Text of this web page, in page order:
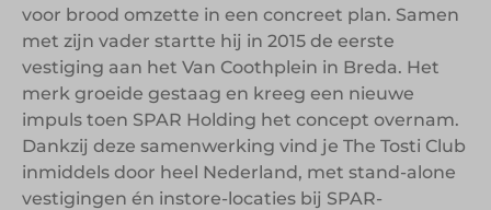
voor brood omzette in een concreet plan. Samen
met zijn vader startte hij in 2015 de eerste
vestiging aan het Van Coothplein in Breda. Het
merk groeide gestaag en kreeg een nieuwe
impuls toen SPAR Holding het concept overnam.
Dankzij deze samenwerking vind je The Tosti Club
inmiddels door heel Nederland, met stand-alone
vestigingen én instore-locaties bij SPAR-